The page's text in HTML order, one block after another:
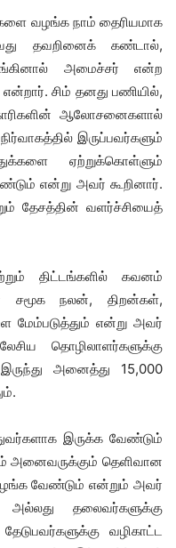
வழங்க நாம் தைரியமாக
தவறினைக் கண்டால்,
அமைச்சர் என்ற
சிம் தனது பணியில்,
ஆலோசனைகளால்
இருப்பவர்களும்
ஏற்றுக்கொள்ளும்
என்று அவர் கூறினார்.
தேசத்தின் வளர்ச்சியைத்
திட்டங்களில் கவனம்
சமூக நலன், திறன்கள்,
மேம்படுத்தும் என்று அவர்
தொழிலாளர்களுக்கு
அனைத்து 15,000
இருக்க வேண்டும்
அனைவருக்கும் தெளிவான
வேண்டும் என்றும் அவர்
அல்லது தலைவர்களுக்கு
வழிகாட்ட